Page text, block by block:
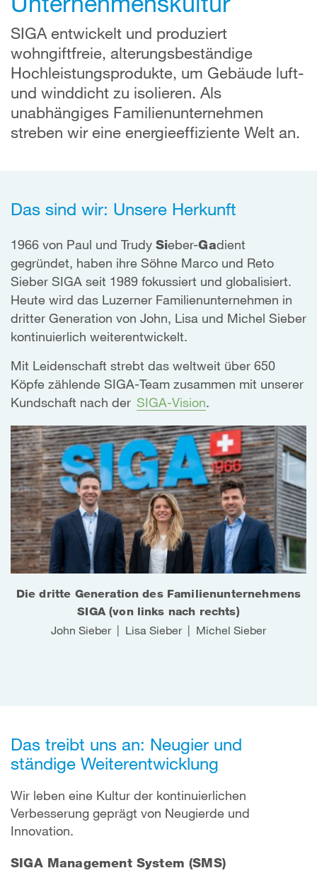
SIGA entwickelt und produziert
wohngiftfreie, alterungsbeständige
Hochleistungsprodukte, um Gebäude luft-
und winddicht zu isolieren. Als
unabhängiges Familienunternehmen
streben wir eine energieeffiziente Welt an.
Das sind wir: Unsere Herkunft
1966 von Paul und Trudy Sieber-Gadient
gegründet, haben ihre Söhne Marco und Reto
Sieber SIGA seit 1989 fokussiert und globalisiert.
Heute wird das Luzerner Familienunternehmen in
dritter Generation von John, Lisa und Michel Sieber
kontinuierlich weiterentwickelt.
Mit Leidenschaft strebt das weltweit über 650
Köpfe zählende SIGA-Team zusammen mit unserer
Kundschaft nach der SIGA-Vision.
Die dritte Generation des Familienunternehmens
SIGA (von links nach rechts)
John Sieber | Lisa Sieber | Michel Sieber
Das treibt uns an: Neugier und
ständige Weiterentwicklung
Wir leben eine Kultur der kontinuierlichen
Verbesserung geprägt von Neugierde und
Innovation.
SIGA Management System (SMS)